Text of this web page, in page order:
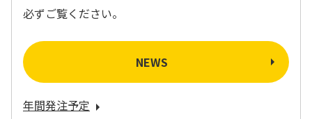
必ずご覧ください。
NEWS
年間発注予定